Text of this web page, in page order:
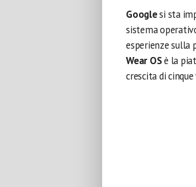
Googlesi sta
sistema
esperienze sulla
Wear OSè la
crescita di